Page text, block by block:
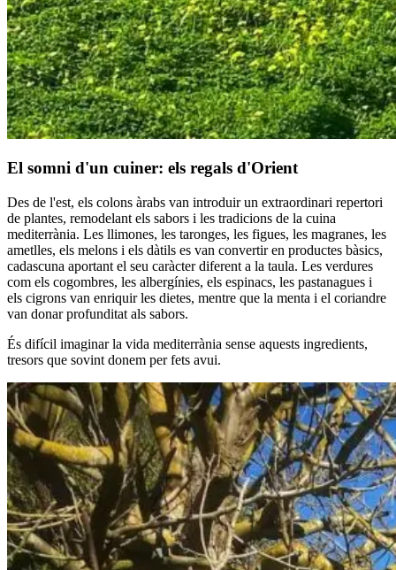
El somni d'un cuiner: els regals d'Orient
Des de l'est, els colons àrabs van introduir un extraordinari repertori
de plantes, remodelant els sabors i les tradicions de la cuina
mediterrània. Les llimones, les taronges, les figues, les magranes, les
ametlles, els melons i els dàtils es van convertir en productes bàsics,
cadascuna aportant el seu caràcter diferent a la taula. Les verdures
com els cogombres, les albergínies, els espinacs, les pastanagues i
els cigrons van enriquir les dietes, mentre que la menta i el coriandre
van donar profunditat als sabors.
És difícil imaginar la vida mediterrània sense aquests ingredients,
tresors que sovint donem per fets avui.